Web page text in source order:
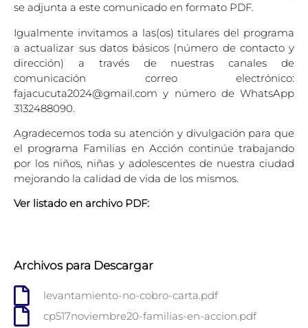
se adjunta a este comunicado en formato PDF.
Igualmente invitamos a las(os) titulares del programa
a actualizar sus datos básicos (número de contacto y
dirección) a través de nuestras canales de
comunicación correo electrónico:
fajacucuta2024@gmail.com y número de WhatsApp
3132488090.
Agradecemos toda su atención y divulgación para que
el programa Familias en Acción continúe trabajando
por los niños, niñas y adolescentes de nuestra ciudad
mejorando la calidad de vida de los mismos.
Ver listado en archivo PDF:
Archivos para Descargar
levantamiento-no-cobro-carta.pdf
cp517noviembre20-familias-en-accion.pdf